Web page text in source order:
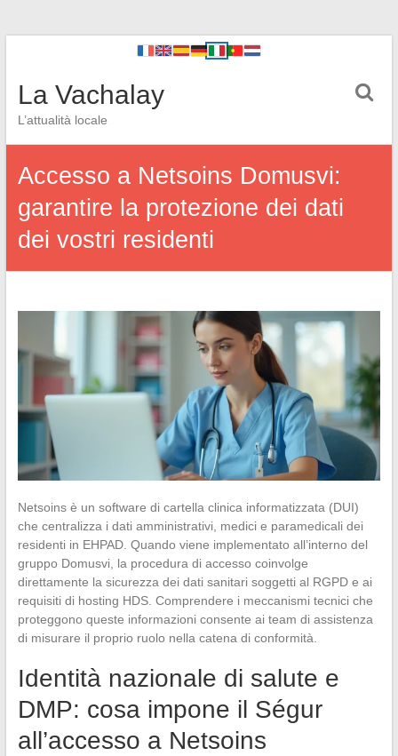
La Vachalay
L’attualità locale
Accesso a Netsoins Domusvi:
garantire la protezione dei dati
dei vostri residenti
Netsoins è un software di cartella clinica informatizzata (DUI)
che centralizza i dati amministrativi, medici e paramedicali dei
residenti in EHPAD. Quando viene implementato all’interno del
gruppo Domusvi, la procedura di accesso coinvolge
direttamente la sicurezza dei dati sanitari soggetti al RGPD e ai
requisiti di hosting HDS. Comprendere i meccanismi tecnici che
proteggono queste informazioni consente ai team di assistenza
di misurare il proprio ruolo nella catena di conformità.
Identità nazionale di salute e
DMP: cosa impone il Ségur
all’accesso a Netsoins